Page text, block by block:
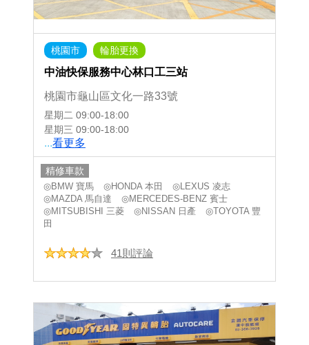
桃園市 輪胎更換
中油快保服務中心林口工三站
桃園市龜山區文化一路33號
星期二 09:00-18:00
星期三 09:00-18:00
...看更多
精修車款
◎BMW 寶馬 ◎HONDA 本田
◎LEXUS 凌志
◎MAZDA 馬自達
◎MERCEDES-BENZ 賓士
◎MITSUBISHI 三菱
◎NISSAN 日產
◎TOYOTA 豐
田
41則評論